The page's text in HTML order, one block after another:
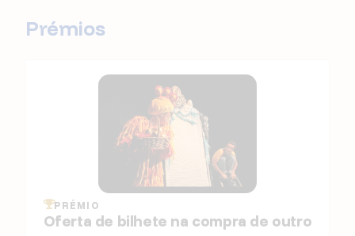
Prémios
PRÉMIO
Oferta de bilhete na compra de outro